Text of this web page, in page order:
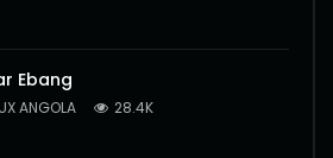
Ebang
ANGOLA 28.4K